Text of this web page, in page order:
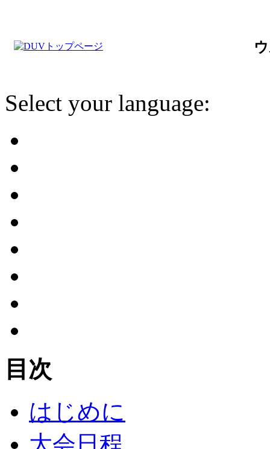
Select your language:
目次
はじめに